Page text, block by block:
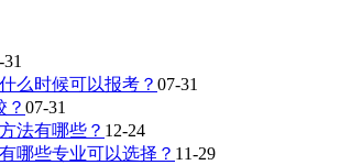
么时候可以报考？ 07-31
？ 07-31
法有哪些？ 12-24
哪些专业可以选择？ 11-29